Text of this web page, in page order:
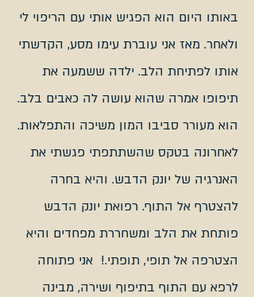
באותו היום הוא הפגיש אותי עם הריפוי לי
ולאחר. מאז אני עוברת עימו מסע, הקדשתי
אותו לפתיחת הלב. ילדה ששמעה את
תיפופו אמרה שהוא עושה לה כאבים בלב.
הוא מעורר סביבו המון משיכה והתפלאות.
לאחרונה בטקס שהשתתפתי פגשתי את
האנרגיה של יונק הדבש. והיא בחרה
להצטרף אל התוף. רפואת יונק הדבש
פותחת את הלב ומשחררת מפחדים והיא
הצטרפה אל תופי, תופתי.! אני פתוחה
לרפא עם התוף בתיפוף ושירה, מבינה